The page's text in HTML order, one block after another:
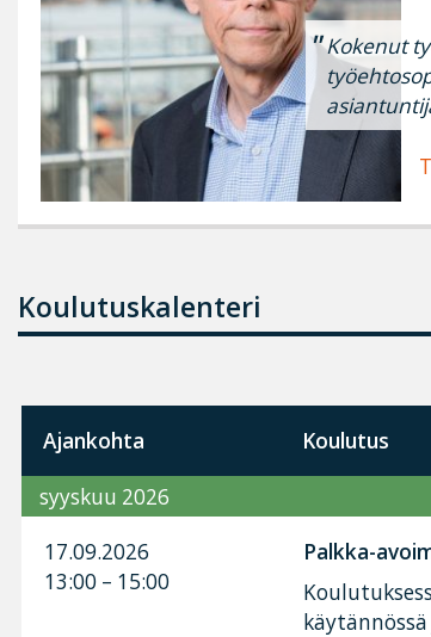
Kokenut
Koulutuskalenteri
Ajankohta Koulutus
syyskuu 2026
17.09.2026
13:00 – 15:00
Palkka-